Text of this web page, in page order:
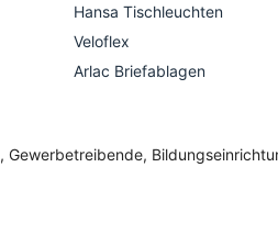
Hansa Tischleuchten
Veloflex
Arlac Briefablagen
Gewerbetreibende,